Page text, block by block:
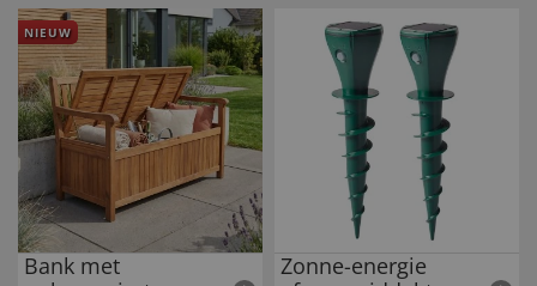
NIEUW
Bank met
Zonne-energie